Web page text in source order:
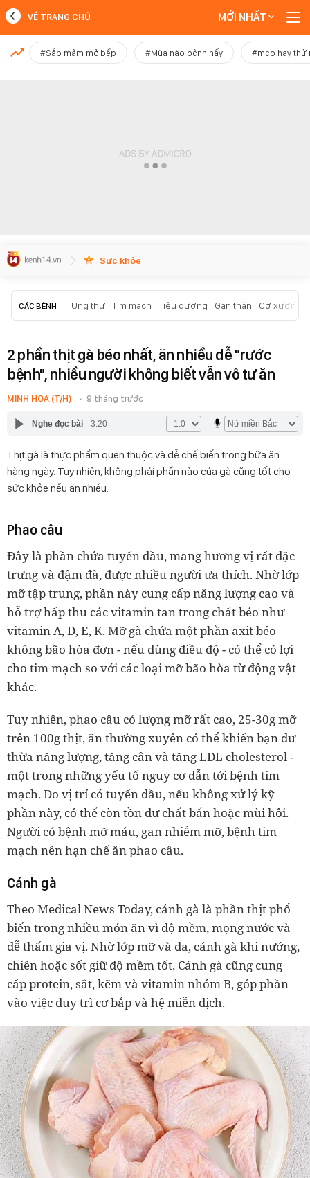
MỚI NHẤT
VỀ TRANG CHỦ MỚI NHẤT
#Sắp mâm mở bếp #Mùa nào bệnh nấy #mẹo hay thử
Sức khỏe
CÁC BỆNH Ung thư Tim mạch Tiểu đường Gan thận Cơ xương
2 phần thịt gà béo nhất, ăn nhiều dễ "rước
bệnh", nhiều người không biết vẫn vô tư ăn
MINH HOA (T/H) 9 tháng trước
Nghe đọc bài 3:20
Thịt gà là thực phẩm quen thuộc và dễ chế biến trong bữa ăn
hàng ngày. Tuy nhiên, không phải phần nào của gà cũng tốt cho
sức khỏe nếu ăn nhiều.
Phao câu
Đây là phần chứa tuyến dầu, mang hương vị rất đặc
trưng và đậm đà, được nhiều người ưa thích. Nhờ lớp
mỡ tập trung, phần này cung cấp năng lượng cao và
hỗ trợ hấp thu các vitamin tan trong chất béo như
vitamin A, D, E, K. Mỡ gà chứa một phần axit béo
không bão hòa đơn - nếu dùng điều độ - có thể có lợi
cho tim mạch so với các loại mỡ bão hòa từ động vật
khác.
Tuy nhiên, phao câu có lượng mỡ rất cao, 25-30g mỡ
trên 100g thịt, ăn thường xuyên có thể khiến bạn dư
thừa năng lượng, tăng cân và tăng LDL cholesterol -
một trong những yếu tố nguy cơ dẫn tới bệnh tim
mạch. Do vị trí có tuyến dầu, nếu không xử lý kỹ
phần này, có thể còn tồn dư chất bẩn hoặc mùi hôi.
Người có bệnh mỡ máu, gan nhiễm mỡ, bệnh tim
mạch nên hạn chế ăn phao câu.
Cánh gà
Theo Medical News Today, cánh gà là phần thịt phổ
biến trong nhiều món ăn vì độ mềm, mọng nước và
dễ thấm gia vị. Nhờ lớp mỡ và da, cánh gà khi nướng,
chiên hoặc sốt giữ độ mềm tốt. Cánh gà cũng cung
cấp protein, sắt, kẽm và vitamin nhóm B, góp phần
vào việc duy trì cơ bắp và hệ miễn dịch.